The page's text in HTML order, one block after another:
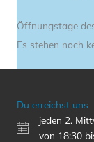
Öffnungstage
Es stehen noch
Du erreichst uns
jeden 2.
von 18:30